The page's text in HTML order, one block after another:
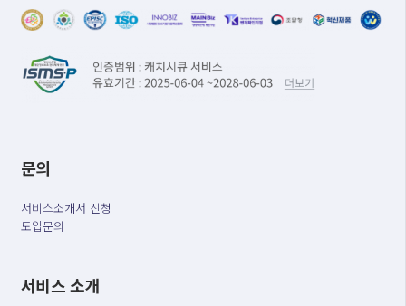
문의
서비스소개서 신청
도입문의
서비스 소개